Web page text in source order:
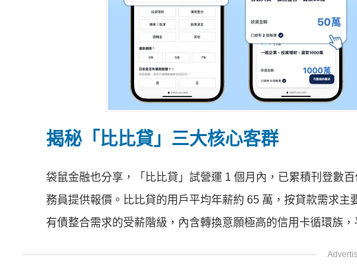
揭秘「比比貸」三大核心客群
袋鼠金融也分享，「比比貸」試營運 1 個月內，已累積刊登數
務員提供報價。比比貸的用戶平均年薪約 65 萬，按貸款需求
有債整合需求的受薪階級，內含轉換意願極高的信用卡循環族